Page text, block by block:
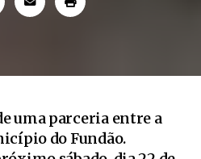
uma parceria entre a
do Fundão.